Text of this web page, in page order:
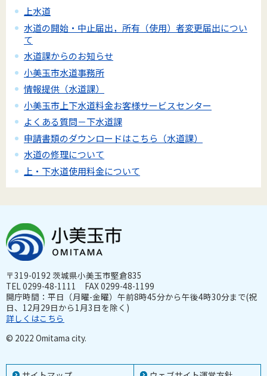
上水道
水道の開始・中止届出，所有（使用）者変更届出につい
て
水道課からのお知らせ
小美玉市水道事務所
情報提供（水道課）
小美玉市上下水道料金お客様サービスセンター
よくある質問－下水道課
申請書類のダウンロードはこちら（水道課）
水道の修理について
上・下水道使用料金について
〒319-0192 茨城県小美玉市堅倉835
TEL 0299-48-1111 FAX 0299-48-1199
開庁時間：平日（月曜-金曜）午前8時45分から午後4時30分まで(祝
日、12月29日から1月3日を除く)
詳しくはこちら
© 2022 Omitama city.